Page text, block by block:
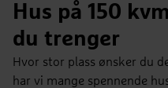
Hus på 150
du trenger
Hvor stor plass ønsker du
har vi mange spennende